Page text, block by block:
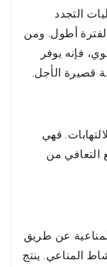
التجدد
لفترة أطول. ومن
فإنه يوفر
قصيرة الأجل.
فهي
التعافي من
عن طريق
المناعي. ينتج